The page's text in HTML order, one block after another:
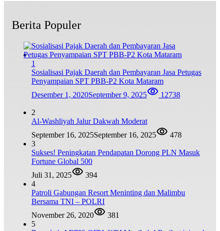
Berita Populer
1
Sosialisasi Pajak Daerah dan Pembayaran Jasa Petugas
Penyampaian SPT PBB-P2 Kota Mataram
Desember 1, 2020September 9, 2025 12738
2
Al-Washliyah Jalur Dakwah Moderat
September 16, 2025September 16, 2025
478
3
Sukses! Peningkatan Pendapatan Dorong PLN Masuk
Fortune Global 500
Juli 31, 2025
394
4
Patroli Gabungan Resort Meninting dan Malimbu
Bersama TNI – POLRI
November 26, 2020
381
5